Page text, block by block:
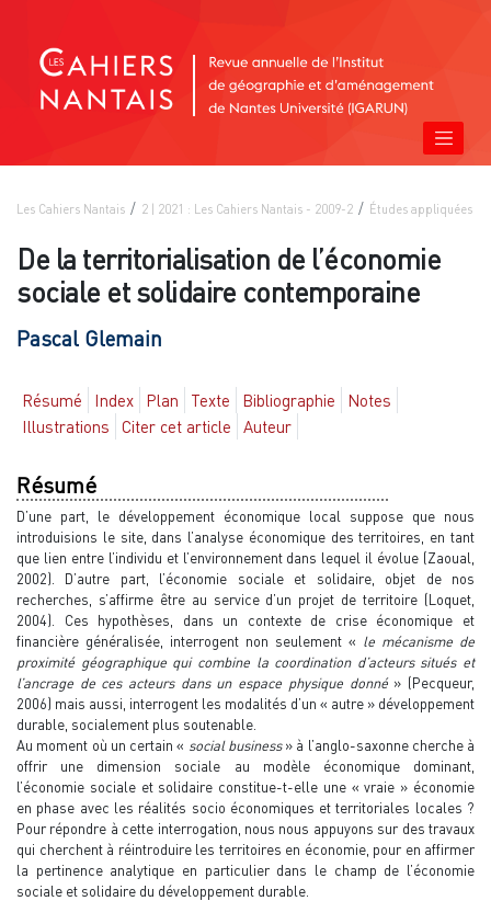
Les Cahiers Nantais 2 | 2021 : Les Cahiers Nantais - 2009-2 Études appliquées
De la territorialisation de l’économie
sociale et solidaire contemporaine
Pascal Glemain
Résumé Index Plan Texte Bibliographie
Notes
Illustrations
Citer cet article Auteur
Résumé
D’une part, le développement économique local suppose que nous
introduisions le site, dans l’analyse économique des territoires, en tant
que lien entre l’individu et l’environnement dans lequel il évolue (Zaoual,
2002). D’autre part, l’économie sociale et solidaire, objet de nos
recherches, s’affirme être au service d’un projet de territoire (Loquet,
2004). Ces hypothèses, dans un contexte de crise économique et
financière généralisée, interrogent non seulement « le mécanisme de
proximité géographique qui combine la coordination d’acteurs situés et
l’ancrage de ces acteurs dans un espace physique donné» (Pecqueur,
2006) mais aussi, interrogent les modalités d’un « autre » développement
durable, socialement plus soutenable.
Au moment où un certain « social business» à l’anglo-saxonne cherche à
offrir une dimension sociale au modèle économique dominant,
l’économie sociale et solidaire constitue-t-elle une « vraie » économie
en phase avec les réalités socio économiques et territoriales locales ?
Pour répondre à cette interrogation, nous nous appuyons sur des travaux
qui cherchent à réintroduire les territoires en économie, pour en affirmer
la pertinence analytique en particulier dans le champ de l’économie
sociale et solidaire du développement durable.